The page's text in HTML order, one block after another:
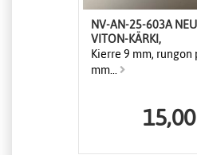
NV-AN-25-603A
VITON-KÄRKI,
Kierre 9 mm, rungon
mm...